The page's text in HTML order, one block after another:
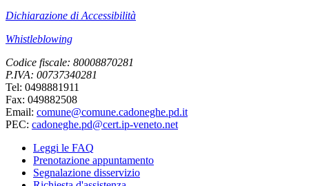
Dichiarazione di Accessibilità
Whistleblowing
Codice fiscale: 80008870281
P.IVA: 00737340281
Tel: 0498881911
Fax: 049882508
Email: comune@comune.cadoneghe.pd.it
PEC: cadoneghe.pd@cert.ip-veneto.net
Leggi le FAQ
Prenotazione appuntamento
Segnalazione disservizio